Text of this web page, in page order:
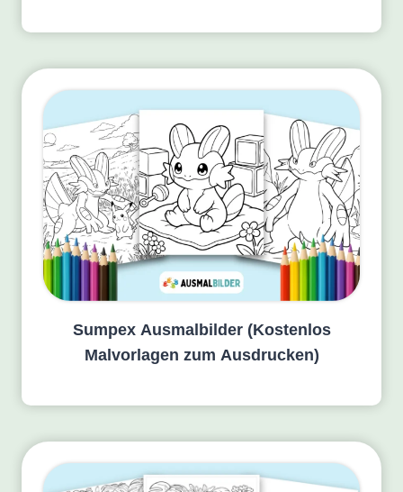
Sumpex Ausmalbilder (Kostenlos
Malvorlagen zum Ausdrucken)